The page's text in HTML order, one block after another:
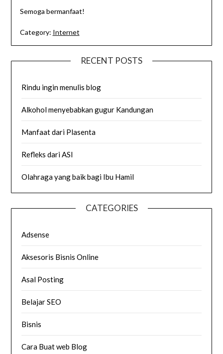
Semoga bermanfaat!
Category: Internet
RECENT POSTS
Rindu ingin menulis blog
Alkohol menyebabkan gugur Kandungan
Manfaat dari Plasenta
Refleks dari ASI
Olahraga yang baik bagi Ibu Hamil
CATEGORIES
Adsense
Aksesoris Bisnis Online
Asal Posting
Belajar SEO
Bisnis
Cara Buat web Blog